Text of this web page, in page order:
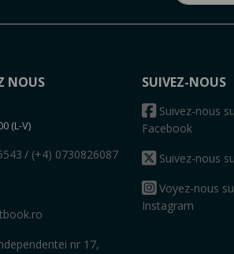
NOUS
(L-V)
/ (+4) 0730826087
nr 17,
SUIVEZ-NOUS
Suivez-nous
Facebook
Suivez-nous
Voyez-nous
Instagram